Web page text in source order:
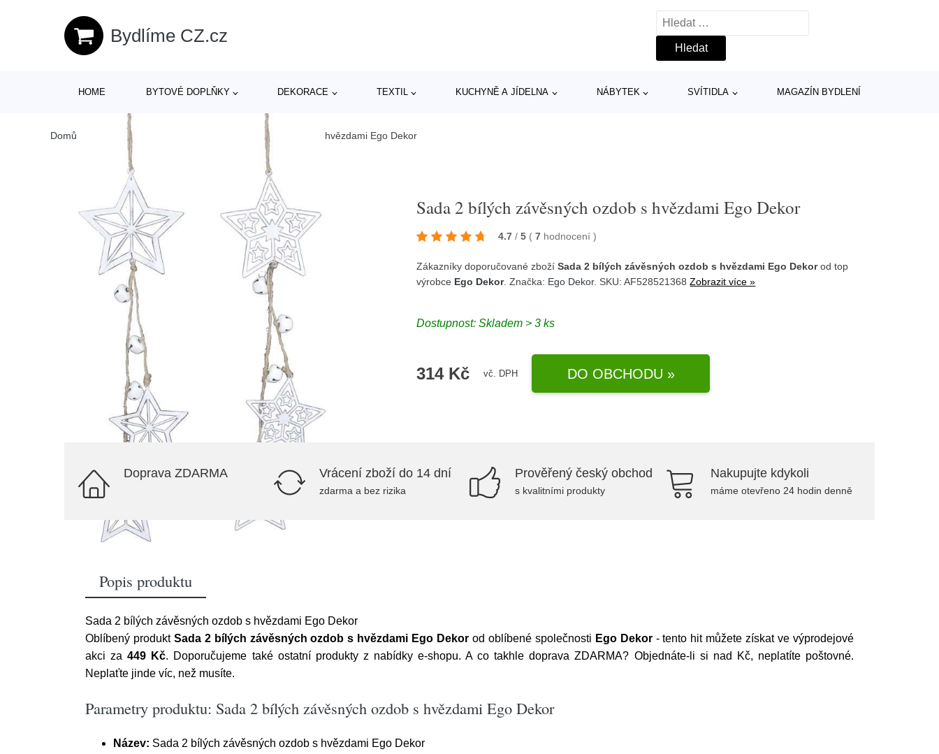
Bydlíme CZ.cz
Vyhledávání
HOME BYTOVÉ DOPLŇKY DEKORACE TEXTIL KUCHYNĚ A JÍDELNA NÁBYTEK SVÍTIDLA MAGAZÍN BYDLENÍ
Domů / Sada 2 bílých závěsných ozdob s hvězdami Ego Dekor
Sada 2 bílých závěsných ozdob s hvězdami Ego Dekor
4.7 / 5 ( 7 hodnocení)
Zákazníky doporučované zbožíSada 2 bílých závěsných ozdob s hvězdami Ego Dekorod top
výrobce Ego Dekor. Značka: Ego Dekor. SKU: AF528521368Zobrazit více »
Dostupnost:Skladem > 3 ks
314 Kč vč. DPH DO OBCHODU »
Doprava ZDARMA Vrácení zboží do 14 dní
zdarma a bez rizika
Prověřený český obchod
s kvalitními produkty
Nakupujte kdykoli
máme otevřeno 24 hodin denně
Popis produktu
Sada 2 bílých závěsných ozdob s hvězdami Ego Dekor
Oblíbený produkt Sada 2 bílých závěsných ozdob s hvězdami Ego Dekor od oblíbené společnosti Ego Dekor- tento hit můžete získat ve výprodejové
akci za449 Kč. Doporučujeme také ostatní produkty z nabídky e-shopu. A co takhle doprava ZDARMA? Objednáte-li si nad Kč, neplatíte poštovné.
Neplaťte jinde víc, než musíte.
Parametry produktu: Sada 2 bílých závěsných ozdob s hvězdami Ego Dekor
Název: Sada 2 bílých závěsných ozdob s hvězdami Ego Dekor